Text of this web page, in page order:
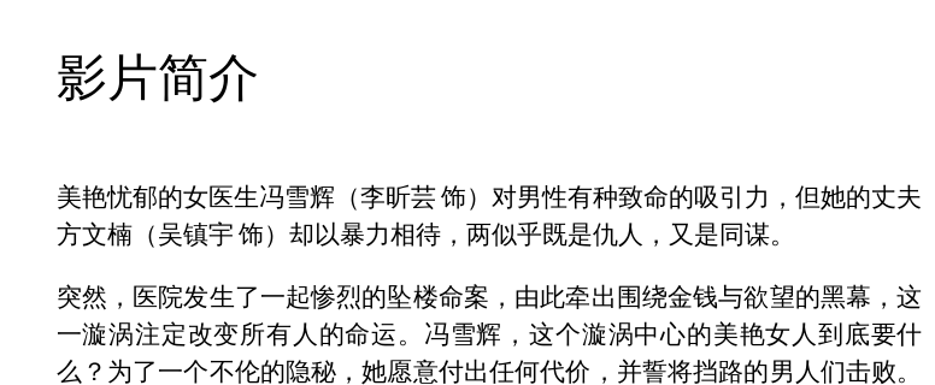
影片简介
美艳忧郁的女医生冯雪辉（李昕芸 饰）对男性有种致命的吸引力，但她的丈夫
方文楠（吴镇宇 饰）却以暴力相待，两似乎既是仇人，又是同谋。
突然，医院发生了一起惨烈的坠楼命案，由此牵出围绕金钱与欲望的黑幕，这
一漩涡注定改变所有人的命运。冯雪辉，这个漩涡中心的美艳女人到底要什
么？为了一个不伦的隐秘，她愿意付出任何代价，并誓将挡路的男人们击败。